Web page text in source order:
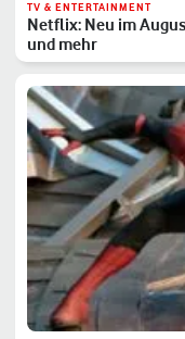
TV & ENTERTAINMENT
Netflix: Neu im
und mehr